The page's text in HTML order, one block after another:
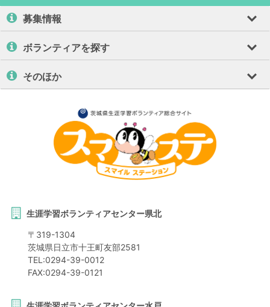
募集情報
ボランティアを探す
そのほか
生涯学習ボランティアセンター県北
〒 319-1304
茨城県日立市十王町友部2581
TEL:0294-39-0012
FAX:0294-39-0121